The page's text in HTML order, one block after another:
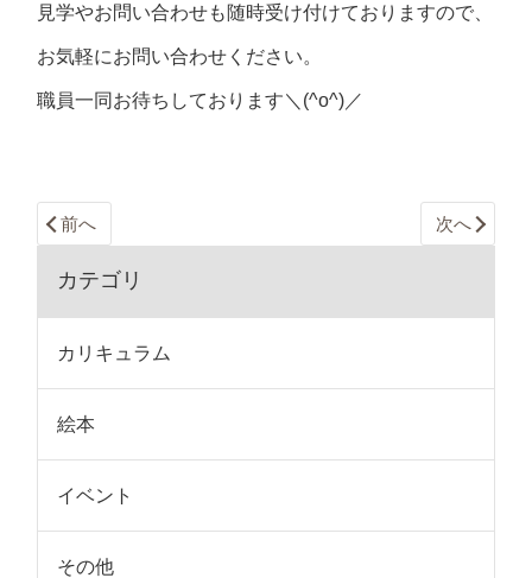
見学やお問い合わせも随時受け付けておりますので、
お気軽にお問い合わせください。
職員一同お待ちしております＼(^o^)／
前へ 次へ
カテゴリ
カリキュラム
絵本
イベント
その他